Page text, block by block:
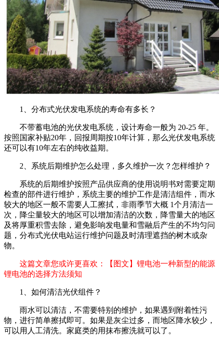
1、分布式光伏发电系统的寿命有多长？
不带蓄电池的光伏发电系统，设计寿命一般为 20-25 年。
按照国家补贴20年，回报周期按10年计算，那么光伏发电系统
还可以有10年左右的纯收益期。
2、系统后期维护怎么处理，多久维护一次？怎样维护？
系统的后期维护按照产品供应商的使用说明书对需要定期
检查的部件进行维护，系统主要的维护工作是清洁组件，而水
较大的地区一般不需要人工擦拭，非雨季节大概 1个月清洁一
次，降尘量较大的地区可以增加清洁的次数，降雪量大的地区
及将厚重积雪去除，避免影响发电量和雪融后产生的不均匀问
题，分布式光伏电站运行维护问题及时清理遮挡的树木或杂
物。
这篇文章您或许更喜欢：【图文】锂电池一种新型的能源
锂电池的选择方法须知
1、如何清洁光伏组件？
雨水可以清洁，不需要特别的维护，如果遇到附着性污
物，进行简单擦拭即可。如果是灰尘过多，而地区降水较少，
可以用人工清洗。家庭类的用抹布擦洗就可以了。